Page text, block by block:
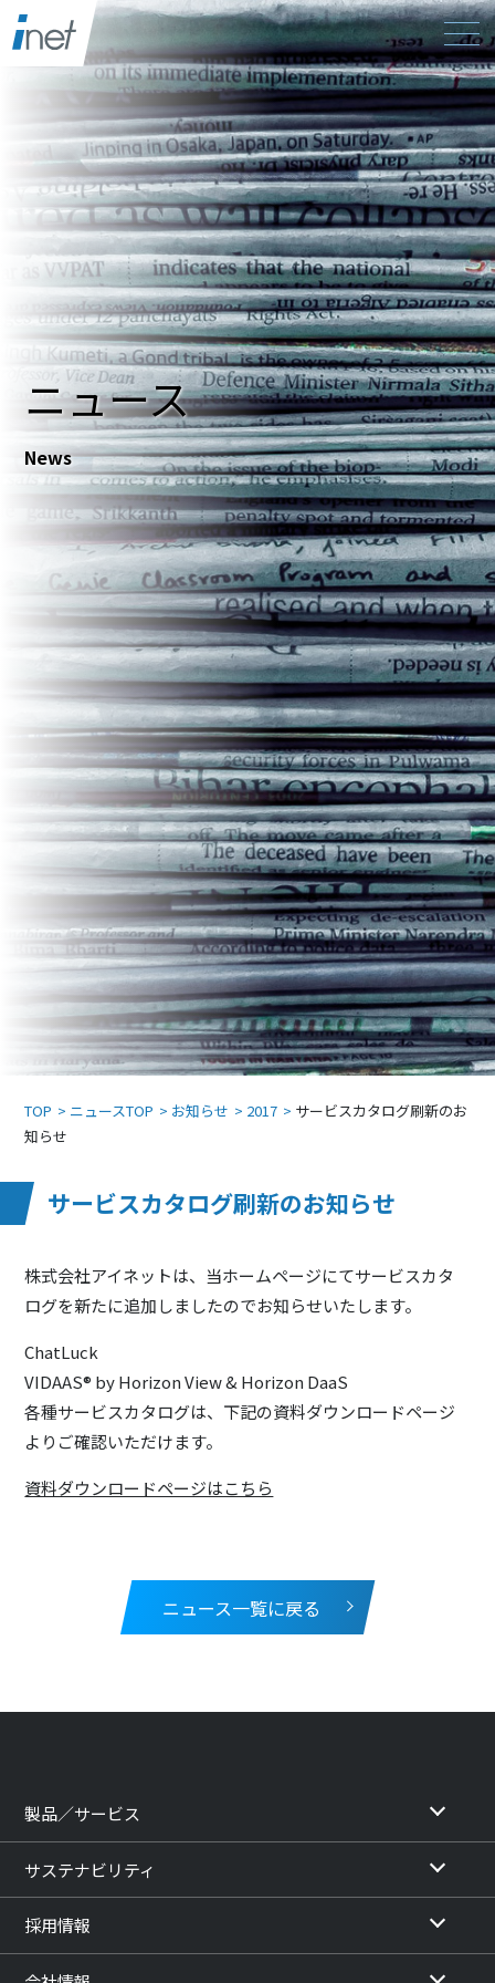
ニュース
News
TOP ニュースTOP お知らせ 2017
サービスカタログ刷新のお
知らせ
サービスカタログ刷新のお知らせ
株式会社アイネットは、当ホームページにてサービスカタ
ログを新たに追加しましたのでお知らせいたします。
ChatLuck
VIDAAS® by Horizon View & Horizon DaaS
各種サービスカタログは、下記の資料ダウンロードページ
よりご確認いただけます。
資料ダウンロードページはこちら
ニュース一覧に戻る
製品／サービス
サステナビリティ
採用情報